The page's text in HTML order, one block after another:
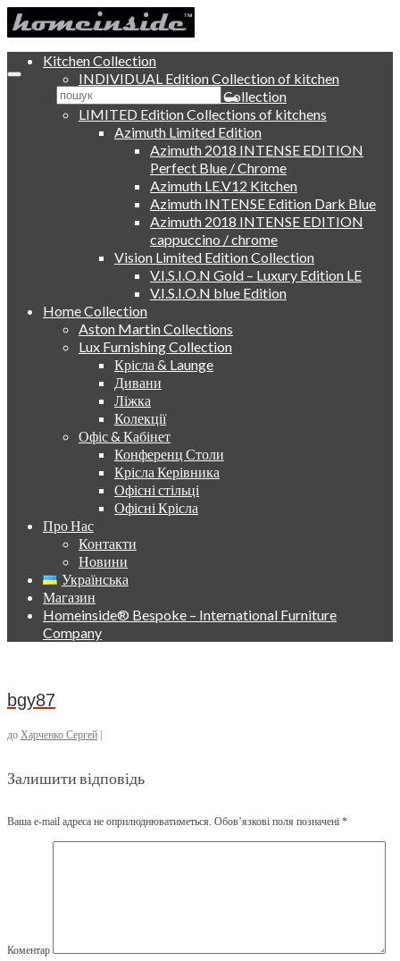
Kitchen Collection
INDIVIDUAL Edition Collection of kitchen
Individual Edition Collection
LIMITED Edition Collections of kitchens
Azimuth Limited Edition
Azimuth 2018 INTENSE EDITION
Perfect Blue / Chrome
Azimuth LE.V12 Kitchen
Azimuth INTENSE Edition Dark Blue
Azimuth 2018 INTENSE EDITION
cappuccino / chrome
Vision Limited Edition Collection
V.I.S.I.O.N Gold – Luxury Edition LE
V.I.S.I.O.N blue Edition
Home Collection
Aston Martin Collections
Lux Furnishing Collection
Крісла & Launge
Дивани
Ліжка
Колекції
Офіс & Кабінет
Конференц Столи
Крісла Керівника
Офісні стільці
Офісні Крісла
Про Нас
Контакти
Новини
Українська
Магазин
Homeinside® Bespoke – International Furniture
Company
bgy87
до Харченко Сергей
Залишити відповідь
Ваша e-mail адреса не оприлюднюватиметься. Обов’язкові поля позначені *
Коментар